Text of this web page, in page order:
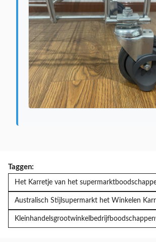
Taggen:
Het Karretje van het
Australisch Stijlsupermarkt het Winkelen